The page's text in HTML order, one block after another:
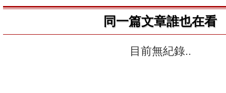
同一篇文章誰也在看
目前無紀錄..